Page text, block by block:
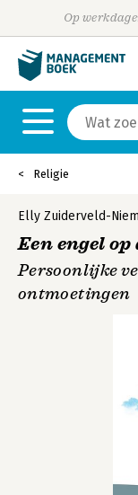
Op
Religie
Elly Zuiderveld-
Een engel
Persoonlijke
ontmoetingen